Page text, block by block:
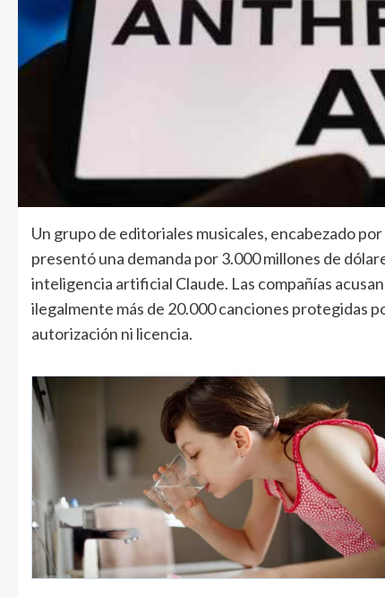
Un grupo de editoriales musicales, encabezado
presentó una demanda por 3.000 millones de
inteligencia artificial Claude. Las compañías
ilegalmente más de 20.000 canciones protegidas
autorización ni licencia.